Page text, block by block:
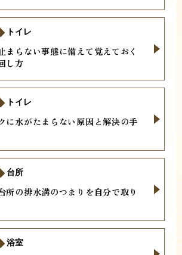
まらない事態に備えて覚えておく
し方
トイレ
に水がたまらない原因と解決の手
トイレ
所の排水溝のつまりを自分で取り
台所
浴室